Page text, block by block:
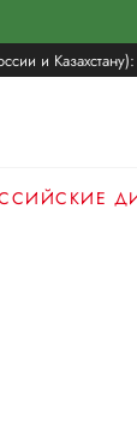
и Казахстану):